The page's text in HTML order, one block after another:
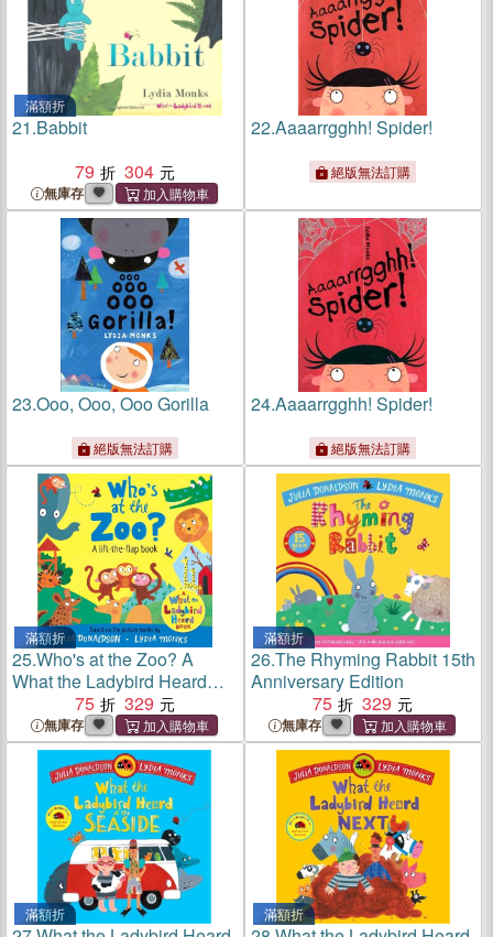
滿額折
21.Babbit
79
304
無庫存
22.Aaaarrgghh! Spider!
絕版無法訂購
23.Ooo, Ooo, Ooo Gorilla
絕版無法訂購
24.Aaaarrgghh! Spider!
絕版無法訂購
滿額折
25.Who's at the Zoo? A
What the Ladybird Heard
Lift-the-flap book
75 329
無庫存
滿額折
26.The Rhyming Rabbit 15th
Anniversary Edition
75
329
無庫存
滿額折 滿額折